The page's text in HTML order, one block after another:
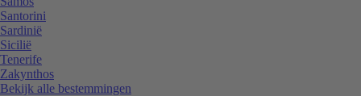
Santorini
Sardinië
Sicilië
Tenerife
Zakynthos
Bekijk alle bestemmingen